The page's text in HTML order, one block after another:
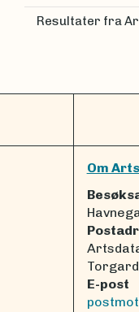
Resultater fra
Om
E-post